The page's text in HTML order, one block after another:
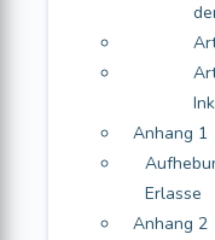
Anhang 1
Erlasse
Anhang 2